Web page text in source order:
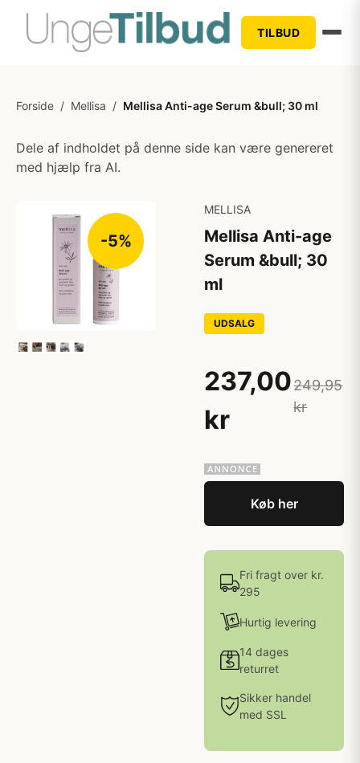
TILBUD
Forside / Mellisa / Mellisa Anti-age Serum &bull; 30 ml
Dele af indholdet på denne side kan være genereret
med hjælp fra AI.
-5%
MELLISA
Mellisa Anti-age
Serum &bull; 30
ml
UDSALG
237,00
kr
249,95
kr
Køb her
Fri fragt over kr.
295
Hurtig levering
14 dages
returret
Sikker handel
med SSL